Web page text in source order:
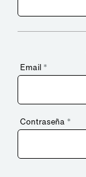
Email *
Contraseña *